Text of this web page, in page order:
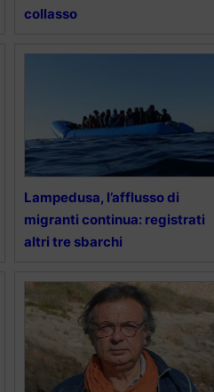
collasso
Lampedusa, l’afflusso di
migranti continua: registrati
altri tre sbarchi